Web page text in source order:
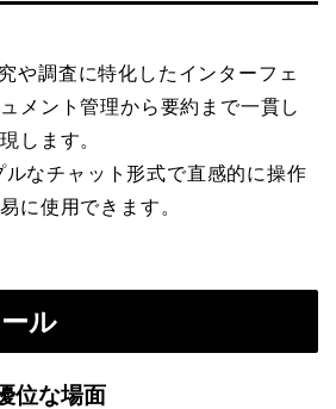
や調査に特化したインターフェ
メント管理から要約まで一貫し
します。
なチャット形式で直感的に操作
に使用できます。
ル
位な場面